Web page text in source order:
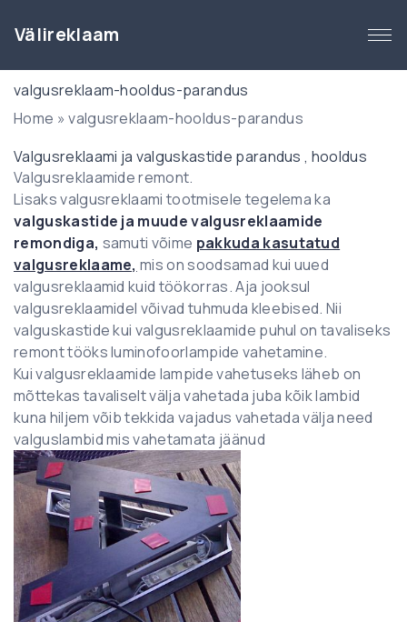
p
Välireklaam
valgusreklaam-hooldus-parandus
Home »valgusreklaam-hooldus-parandus
Valgusreklaami ja valguskastide parandus , hooldus
Valgusreklaamide remont.
Lisaks valgusreklaami tootmisele tegelema ka
valguskastide ja muude valgusreklaamide
remondiga, samuti võime pakkuda kasutatud
valgusreklaame, mis on soodsamad kui uued
valgusreklaamid kuid töökorras. Aja jooksul
valgusreklaamidel võivad tuhmuda kleebised. Nii
valguskastide kui valgusreklaamide puhul on tavaliseks
remont tööks luminofoorlampide vahetamine.
Kui valgusreklaamide lampide vahetuseks läheb on
mõttekas tavaliselt välja vahetada juba kõik lambid
kuna hiljem võib tekkida vajadus vahetada välja need
valguslambid mis vahetamata jäänud